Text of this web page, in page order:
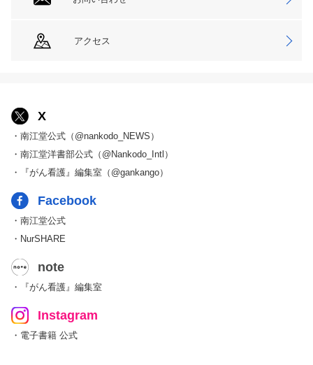
アクセス
X
・南江堂公式（@nankodo_NEWS）
・南江堂洋書部公式（@Nankodo_Intl）
・『がん看護』編集室（@gankango）
Facebook
・南江堂公式
・NurSHARE
note
・『がん看護』編集室
Instagram
・電子書籍 公式